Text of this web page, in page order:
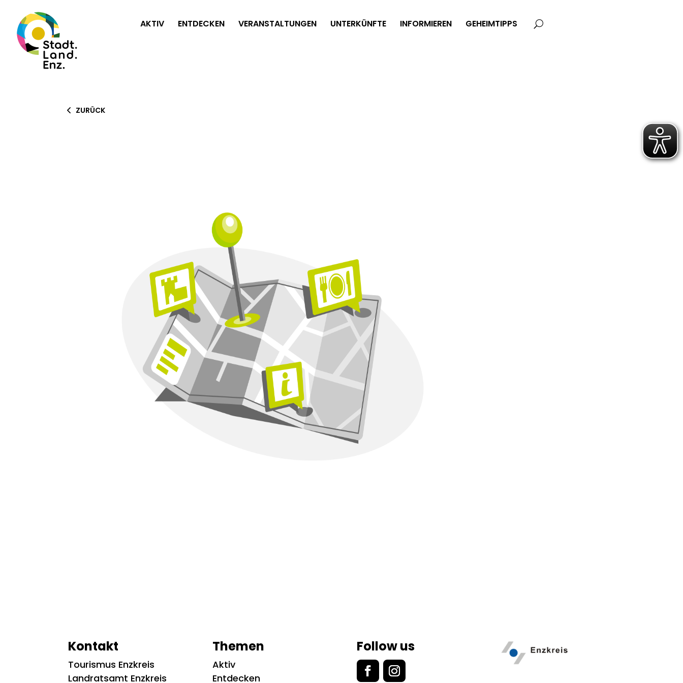
AKTIV ENTDECKEN VERANSTALTUNGEN UNTERKÜNFTE INFORMIEREN GEHEIMTIPPS U
ZURÜCK
Kontakt
Tourismus Enzkreis
Landratsamt Enzkreis
Themen
Aktiv
Entdecken
Follow us